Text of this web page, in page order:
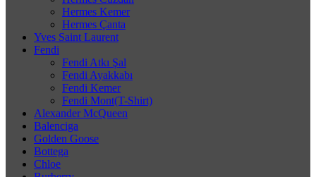
Hermes Kemer
Hermes Çanta
Yves Saint Laurent
Fendi
Fendi Atkı Şal
Fendi Ayakkabı
Fendi Kemer
Fendi Mont(T-Shirt)
Alexander McQueen
Balenciga
Golden Goose
Bottega
Chloe